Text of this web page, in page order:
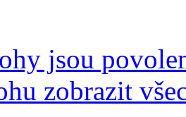
jsou
zobrazit